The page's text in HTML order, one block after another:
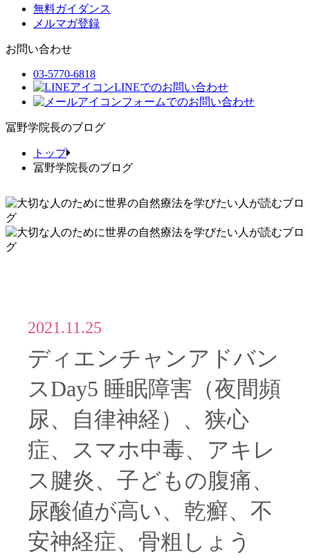
無料ガイダンス
メルマガ登録
お問い合わせ
03-5770-6818
LINEでのお問い合わせ
フォームでのお問い合わせ
冨野学院長のブログ
トップ
冨野学院長のブログ
2021.11.25
ディエンチャンアドバン
スDay5 睡眠障害（夜間頻
尿、自律神経）、狭心
症、スマホ中毒、アキレ
ス腱炎、子どもの腹痛、
尿酸値が高い、乾癬、不
安神経症、骨粗しょう